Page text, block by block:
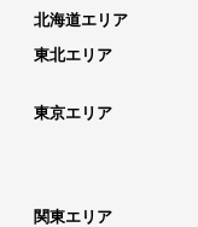
北海道エリア
東北エリア
東京エリア
関東エリア